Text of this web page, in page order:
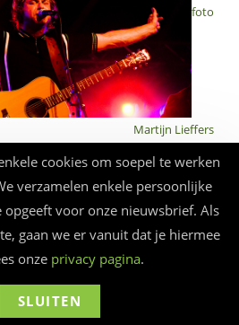
foto
Martijn Lieffers
Gerard van Maasakkers, Gé
houdt. JW (Jan Willem) Roy
ontslag bij de kippenslachterij
maken. Na vier succesvolle
optredens in binnen- en
combinaties met o.a. Ilse
Nynke Laverman, Fernando
cookies om soepel te werken
verzamelen enkele persoonlijke
opgeeft voor onze nieuwsbrief. Als
gaan we er vanuit dat je hiermee
onze privacy pagina.
SLUITEN